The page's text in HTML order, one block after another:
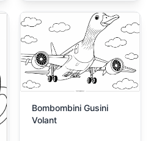
Bombombini Gusini
Volant